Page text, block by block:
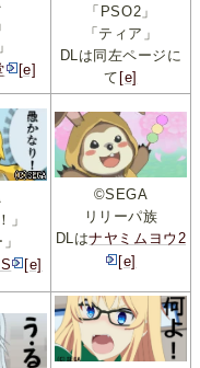
[e]
「PSO2」
「ティア」
DLは同左ページに
て [e]
」
[e]
©SEGA
リリーパ族
DLはナヤミムヨウ2
[e]